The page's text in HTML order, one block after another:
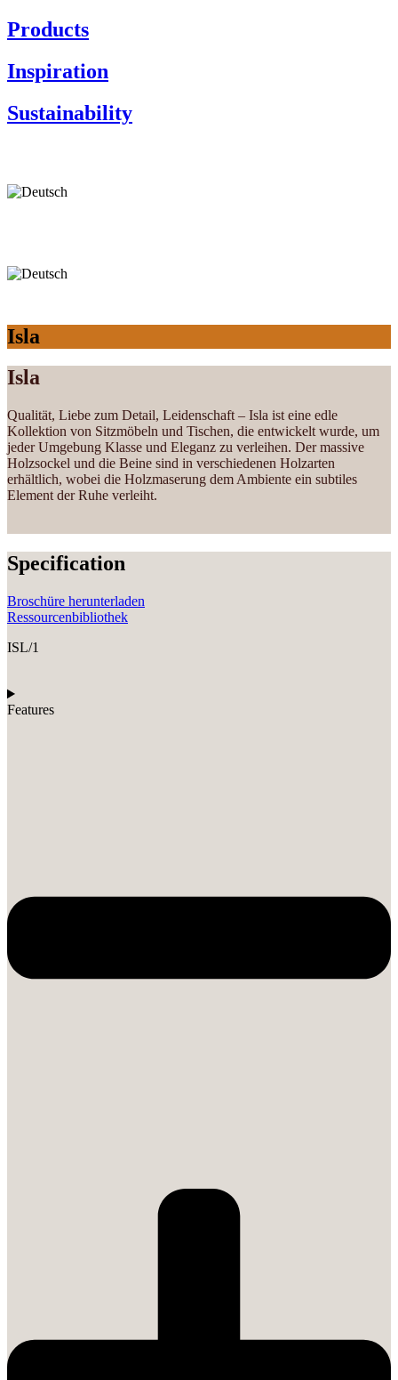
Products
Inspiration
Sustainability
Isla
Isla
Qualität, Liebe zum Detail, Leidenschaft – Isla ist eine edle
Kollektion von Sitzmöbeln und Tischen, die entwickelt wurde, um
jeder Umgebung Klasse und Eleganz zu verleihen. Der massive
Holzsockel und die Beine sind in verschiedenen Holzarten
erhältlich, wobei die Holzmaserung dem Ambiente ein subtiles
Element der Ruhe verleiht.
Specification
Broschüre herunterladen
Ressourcenbibliothek
ISL/1
Features